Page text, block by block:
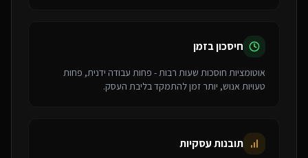
חיסכון בזמן
אוטומציות חוסכות שעות רבות - פחות עבודה ידנית, פחות
טעויות אנוש, יותר זמן להתמקד בליבת העסק.
תובנות עסקיות